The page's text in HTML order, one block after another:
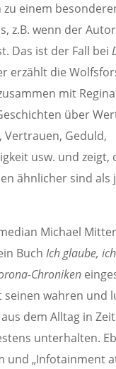
zu einem
z.B. wenn der
Das ist der Fall bei
erzählt die
mit
über
Vertrauen, Geduld,
usw. und zeigt,
ähnlicher sind als
Michael
Buch Ich glaube,
Chroniken
seinen wahren und
dem Alltag in
unterhalten.
und „Infotainment